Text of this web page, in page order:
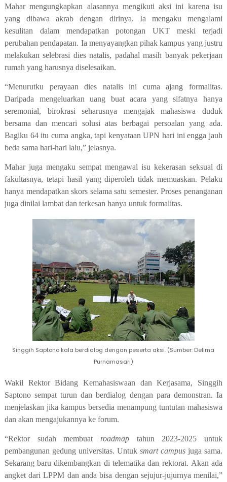
Mahar mengungkapkan alasannya mengikuti aksi ini karena isu
yang dibawa akrab dengan dirinya. Ia mengaku mengalami
kesulitan dalam mendapatkan potongan UKT meski terjadi
perubahan pendapatan. Ia menyayangkan pihak kampus yang justru
melakukan selebrasi dies natalis, padahal masih banyak pekerjaan
rumah yang harusnya diselesaikan.
“Menurutku perayaan dies natalis ini cuma ajang formalitas.
Daripada mengeluarkan uang buat acara yang sifatnya hanya
seremonial, birokrasi seharusnya mengajak mahasiswa duduk
bersama dan mencari solusi atas berbagai persoalan yang ada.
Bagiku 64 itu cuma angka, tapi kenyataan UPN hari ini engga jauh
beda sama hari-hari lalu,” jelasnya.
Mahar juga mengaku sempat mengawal isu kekerasan seksual di
fakultasnya, tetapi hasil yang diperoleh tidak memuaskan. Pelaku
hanya mendapatkanskors selama satu semester. Proses penanganan
juga dinilai lambat dan terkesan hanya untuk formalitas.
Singgih Saptono kala berdialog dengan peserta aksi. (Sumber: Delima
Purnamasari)
Wakil Rektor Bidang Kemahasiswaan dan Kerjasama, Singgih
Saptonosempat turun dan berdialog dengan para demonstran.Ia
menjelaskan jika kampus bersediamenampung tuntutan mahasiswa
dan akan mengajukannya ke forum.
“Rektor sudah membuat roadmap tahun 2023-2025 untuk
pembangunan gedung universitas. Untuk smart campus juga sama.
Sekarang baru dikembangkan di telematika dan rektorat. Akan ada
angket dari LPPM dan anda bisa dengan sejujur-jujurnya menilai,”